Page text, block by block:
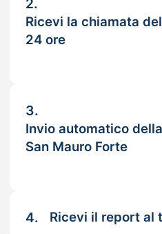
2.
Ricevi la chiamata
24 ore
3.
Invio automatico
San Mauro Forte
4. Ricevi il report al